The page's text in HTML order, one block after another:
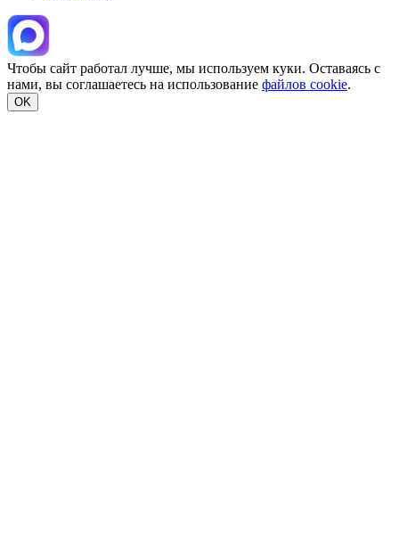
Чтобы сайт работал лучше, мы используем куки. Оставаясь с
нами, вы соглашаетесь на использование файлов cookie.
OK